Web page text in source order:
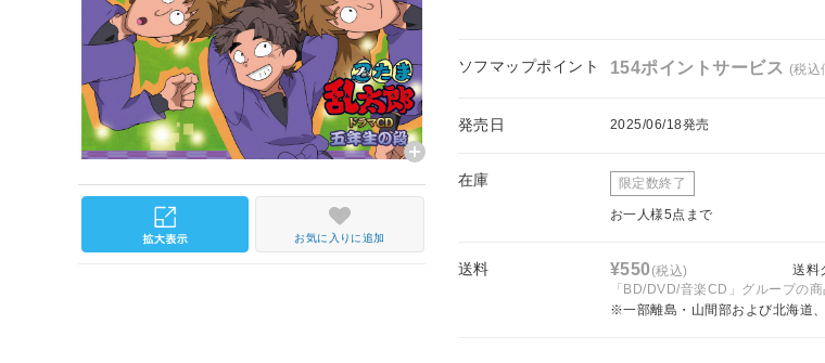
ソフマップポイント 154ポイントサービス (税込
発売日 2025/06/18発売
在庫 限定数終了
お一人様5点まで
送料 ¥550(税込) 送料
「BD/DVD/音楽CD」グループの
※一部離島・山間部および北海道
お気に入りに追加